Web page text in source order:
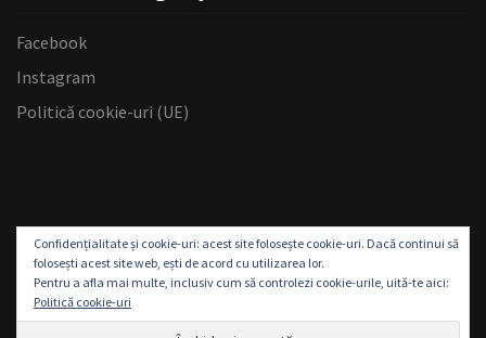
Facebook
Instagram
Politică cookie-uri (UE)
Confidențialitate și cookie-uri: acest site folosește cookie-uri. Dacă continui să
folosești acest site web, ești de acord cu utilizarea lor.
Pentru a afla mai multe, inclusiv cum să controlezi cookie-urile, uită-te aici:
Politică cookie-uri